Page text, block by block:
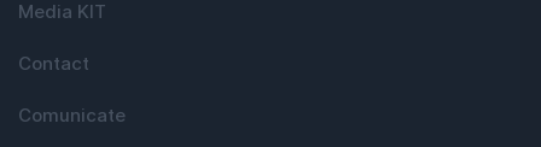
Media KIT
Contact
Comunicate